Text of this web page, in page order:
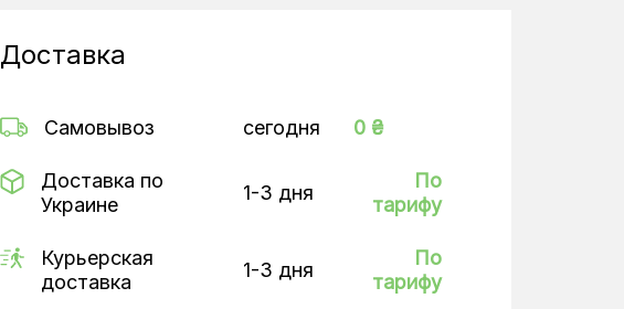
Доставка
Самовывоз сегодня 0 ₴
Доставка по
Украине
1-3 дня
По
тарифу
Курьерская
доставка
1-3 дня
По
тарифу